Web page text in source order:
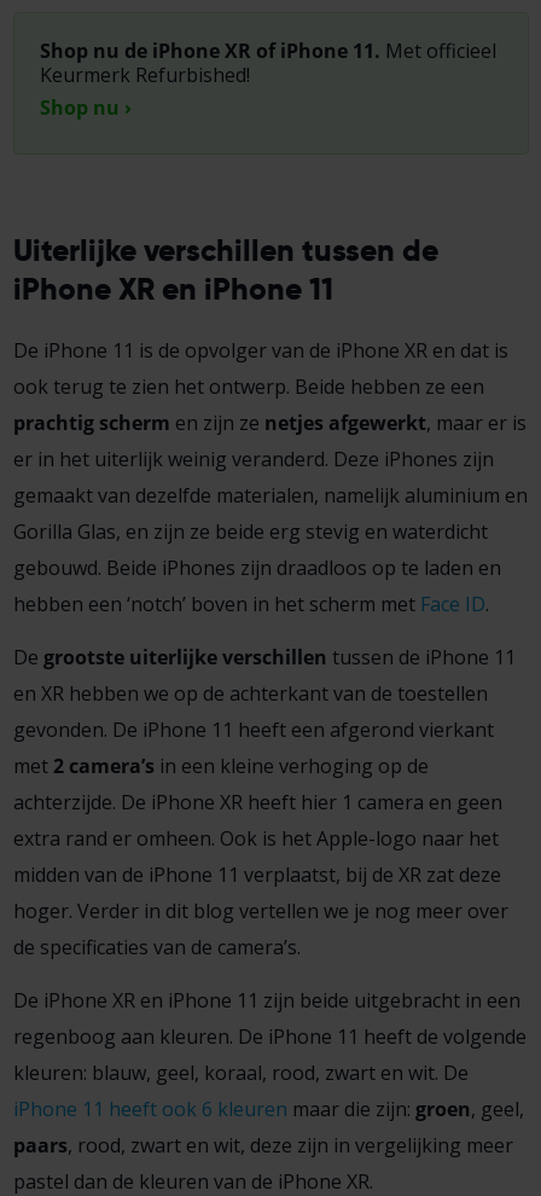
Shop nu de iPhone XR of iPhone 11. Met officieel
Keurmerk Refurbished!
Shop nu ›
Uiterlijke verschillen tussen de
iPhone XR en iPhone 11
De iPhone 11 is de opvolger van de iPhone XR en dat is
ook terug te zien het ontwerp. Beide hebben ze een
prachtig scherm en zijn ze netjes afgewerkt, maar er is
er in het uiterlijk weinig veranderd. Deze iPhones zijn
gemaakt van dezelfde materialen, namelijk aluminium en
Gorilla Glas, en zijn ze beide erg stevig en waterdicht
gebouwd. Beide iPhones zijn draadloos op te laden en
hebben een ‘notch’ boven in het scherm met Face ID.
De grootste uiterlijke verschillen tussen de iPhone 11
en XR hebben we op de achterkant van de toestellen
gevonden. De iPhone 11 heeft een afgerond vierkant
met 2 camera’s in een kleine verhoging op de
achterzijde. De iPhone XR heeft hier 1 camera en geen
extra rand er omheen. Ook is het Apple-logo naar het
midden van de iPhone 11 verplaatst, bij de XR zat deze
hoger. Verder in dit blog vertellen we je nog meer over
de specificaties van de camera’s.
De iPhone XR en iPhone 11 zijn beide uitgebracht in een
regenboog aan kleuren. De iPhone 11 heeft de volgende
kleuren: blauw, geel, koraal, rood, zwart en wit. De
iPhone 11 heeft ook 6 kleuren maar die zijn: groen, geel,
paars, rood, zwart en wit, deze zijn in vergelijking meer
pastel dan de kleuren van de iPhone XR.